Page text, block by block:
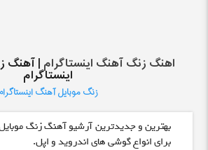
اهنگ زنگ آهنگ اینستاگرام| آهنگ
اینستاگرام
زنگ موبایل آهنگ
بهترین و جدیدترین آرشیو آهنگ زنگ
برای انواع گوشی های اندروید و اپل.